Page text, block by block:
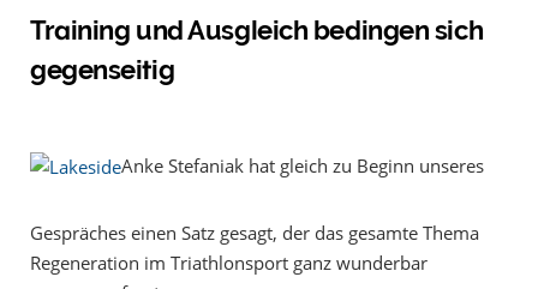
Training und Ausgleich bedingen sich
gegenseitig
Anke Stefaniak hat gleich zu Beginn unseres
Gespräches einen Satz gesagt, der das gesamte Thema
Regeneration im Triathlonsport ganz wunderbar